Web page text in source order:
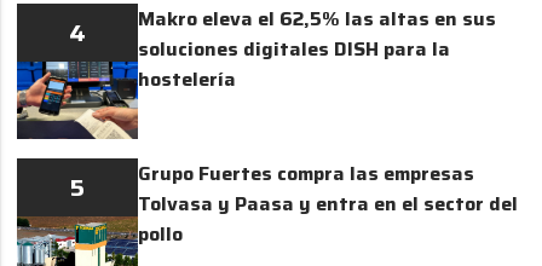
4
Makro eleva el 62,5% las altas en sus
soluciones digitales DISH para la
hostelería
5
Grupo Fuertes compra las empresas
Tolvasa y Paasa y entra en el sector del
pollo